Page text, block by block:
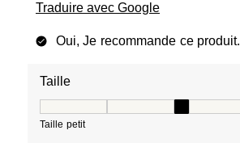
Traduire avec Google
Oui, Je recommande ce produit.
Taille
Taille petit